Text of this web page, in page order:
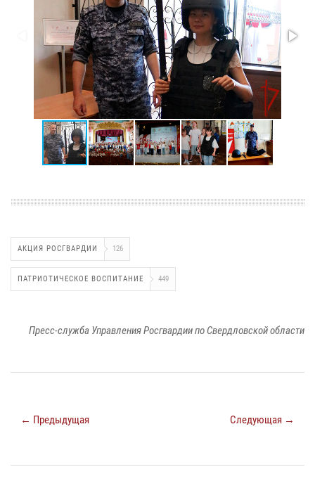
АКЦИЯ РОСГВАРДИИ 126
ПАТРИОТИЧЕСКОЕ ВОСПИТАНИЕ 449
Пресс-служба Управления Росгвардии по Свердловской области
← Предыдущая Следующая →